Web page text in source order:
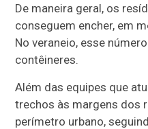
De maneira geral, os
conseguem encher, em
No veraneio, esse
contêineres.
Além das equipes que
trechos às margens dos
perímetro urbano,